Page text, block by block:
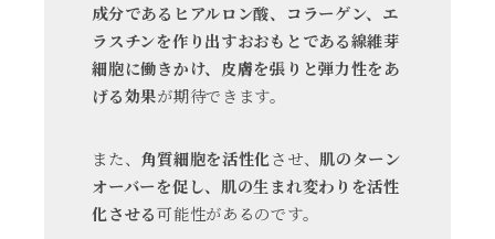
成分であるヒアルロン酸、コラーゲン、エ
ラスチンを作り出すおおもとである線維芽
細胞に働きかけ、皮膚を張りと弾力性をあ
げる効果が期待できます。
また、 角質細胞を活性化させ、 肌のターン
オーバーを促し、肌の生まれ変わりを活性
化させる可能性があるのです。